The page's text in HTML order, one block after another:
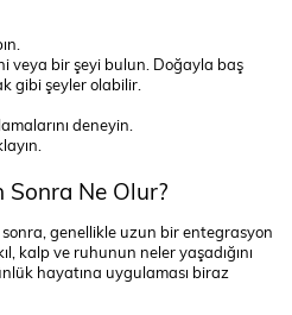
veya bir şeyi bulun. Doğayla baş
gibi şeyler olabilir.
deneyin.
Sonra Ne Olur?
genellikle uzun bir entegrasyon
kalp ve ruhunun neler yaşadığını
hayatına uygulaması biraz